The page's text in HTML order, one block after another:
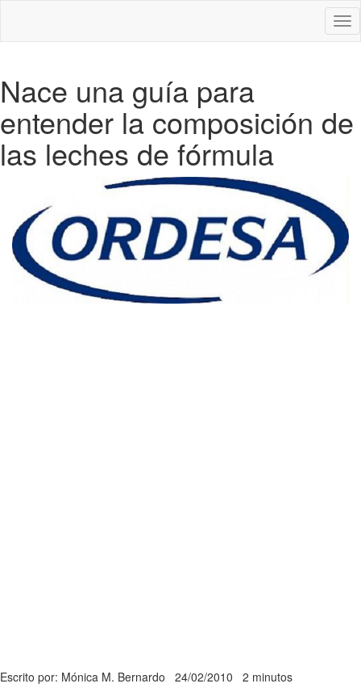
Nace una guía para
entender la composición de
las leches de fórmula
Escrito por: Mónica M. Bernardo 24/02/2010 2 minutos